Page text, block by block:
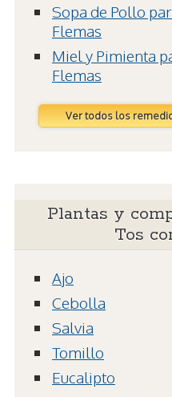
Sopa de Pollo
Flemas
Miel y Pimienta
Flemas
Ver todos los
Plantas y
Tos
Ajo
Cebolla
Salvia
Tomillo
Eucalipto